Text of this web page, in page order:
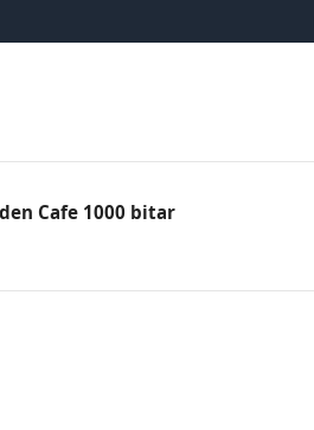
Cafe 1000 bitar